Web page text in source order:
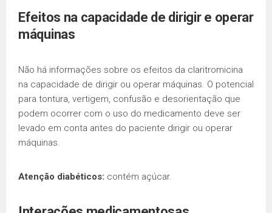
Efeitos na capacidade de dirigir e operar
máquinas
Não há informações sobre os efeitos da claritromicina
na capacidade de dirigir ou operar máquinas. O potencial
para tontura, vertigem, confusão e desorientação que
podem ocorrer com o uso do medicamento deve ser
levado em conta antes do paciente dirigir ou operar
máquinas.
Atenção diabéticos: contém açúcar.